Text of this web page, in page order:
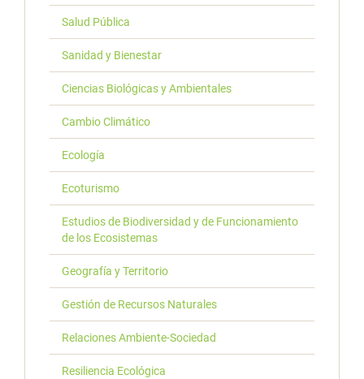
Salud Pública
Sanidad y Bienestar
Ciencias Biológicas y Ambientales
Cambio Climático
Ecología
Ecoturismo
Estudios de Biodiversidad y de Funcionamiento
de los Ecosistemas
Geografía y Territorio
Gestión de Recursos Naturales
Relaciones Ambiente-Sociedad
Resiliencia Ecológica